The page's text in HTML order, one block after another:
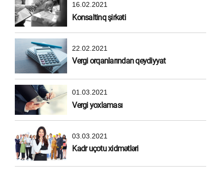
16.02.2021
Konsaltinq şirkəti
22.02.2021
Vergi orqanlarından qeydiyyat
01.03.2021
Vergi yoxlaması
03.03.2021
Kadr uçotu xidmətləri